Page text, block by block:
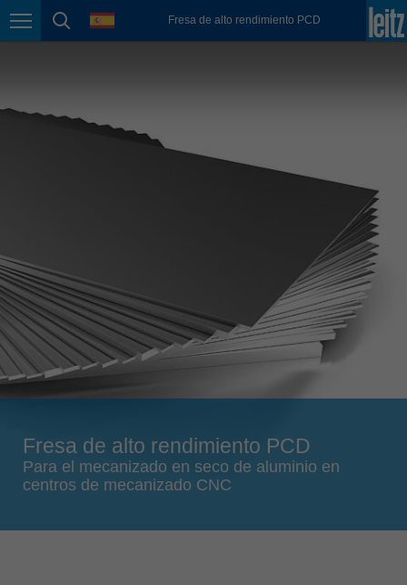
Page navigation
page search
languageFresa de alto rendimiento PCD
México
Österreich
România
Română
Schweiz
english
Slovenija
Suomi
Fresa de alto rendimiento PCD
Para el mecanizado en seco de aluminio en
centros de mecanizado CNC